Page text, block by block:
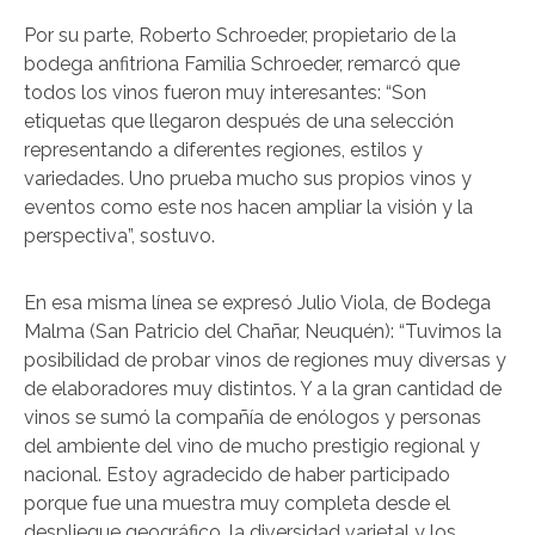
Por su parte, Roberto Schroeder, propietario de la
bodega anfitriona Familia Schroeder, remarcó que
todos los vinos fueron muy interesantes: “Son
etiquetas que llegaron después de una selección
representando a diferentes regiones, estilos y
variedades. Uno prueba mucho sus propios vinos y
eventos como este nos hacen ampliar la visión y la
perspectiva”, sostuvo.
En esa misma línea se expresó Julio Viola, de Bodega
Malma (San Patricio del Chañar, Neuquén): “Tuvimos la
posibilidad de probar vinos de regiones muy diversas y
de elaboradores muy distintos. Y a la gran cantidad de
vinos se sumó la compañía de enólogos y personas
del ambiente del vino de mucho prestigio regional y
nacional. Estoy agradecido de haber participado
porque fue una muestra muy completa desde el